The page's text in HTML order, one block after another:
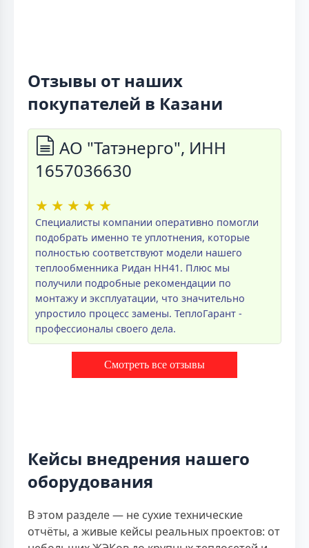
Отзывы от наших
покупателей в Казани
АО "Татэнерго", ИНН
1657036630
★ ★ ★ ★ ★
Специалисты компании оперативно помогли
подобрать именно те уплотнения, которые
полностью соответствуют модели нашего
теплообменника Ридан НН41. Плюс мы
получили подробные рекомендации по
монтажу и эксплуатации, что значительно
упростило процесс замены. ТеплоГарант -
профессионалы своего дела.
Смотреть все отзывы
Кейсы внедрения нашего
оборудования
В этом разделе — не сухие технические
отчёты, а живые кейсы реальных проектов: от